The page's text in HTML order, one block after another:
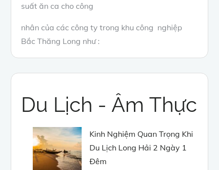
suất ăn ca cho công
nhân của các công ty trong khu công nghiệp
Bắc Thăng Long như :
Du Lịch - Âm Thực
Kinh Nghiệm Quan Trọng Khi
Du Lịch Long Hải 2 Ngày 1
Đêm